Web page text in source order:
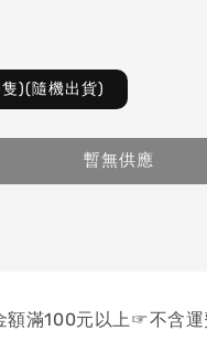
)(隨機出貨)
暫無供應
額滿100元以上☞不含